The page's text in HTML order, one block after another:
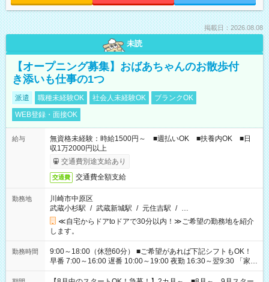
掲載日：2026.08.08
未読
【オープニング募集】おばあちゃんのお散歩付
き添いも仕事の1つ
派遣 職種未経験OK 社会人未経験OK
ブランクOK
WEB登録・面接OK
給与
無資格未経験：時給1500円～ ■週払いOK ■扶養内OK ■日
収1万2000円以上
交通費別途支給あり
交通費 交通費全額支給
勤務地
川崎市中原区
武蔵小杉駅 / 武蔵新城駅 / 元住吉駅 / …
≪自宅からドアtoドアで30分以内！≫ご希望の勤務地を紹介
します。
勤務時間
9:00～18:00（休憩60分） ■ご希望があれば下記シフトもOK！
早番 7:00～16:00 遅番 10:00～19:00 夜勤 16:30～翌9:30 「家族
と休みを合わせたい」 「余裕を持って夕飯の準備がしたい」
「できれば残業はしたくない」 など、ご希望を教えてください